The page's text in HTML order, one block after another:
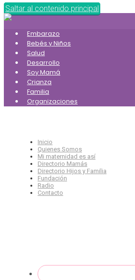
Saltar al contenido principal
Embarazo
Bebés y Niños
Salud
Desarrollo
Soy Mamá
Crianza
Familia
Organizaciones
Inicio
Quienes Somos
Mi maternidad es así
Directorio Mamás
Directorio Hijos y Familia
Fundación
Radio
Contacto